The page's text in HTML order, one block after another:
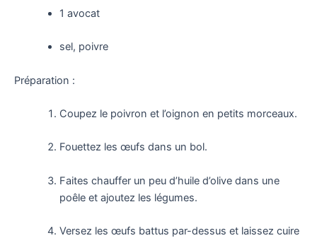
1 avocat
sel, poivre
Préparation :
Coupez le poivron et l’oignon en petits morceaux.
Fouettez les œufs dans un bol.
Faites chauffer un peu d’huile d’olive dans une
poêle et ajoutez les légumes.
Versez les œufs battus par-dessus et laissez cuire